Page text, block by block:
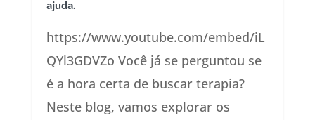
ajuda.
https://www.youtube.com/embed/iL
QYl3GDVZo Você já se perguntou se
é a hora certa de buscar terapia?
Neste blog, vamos explorar os